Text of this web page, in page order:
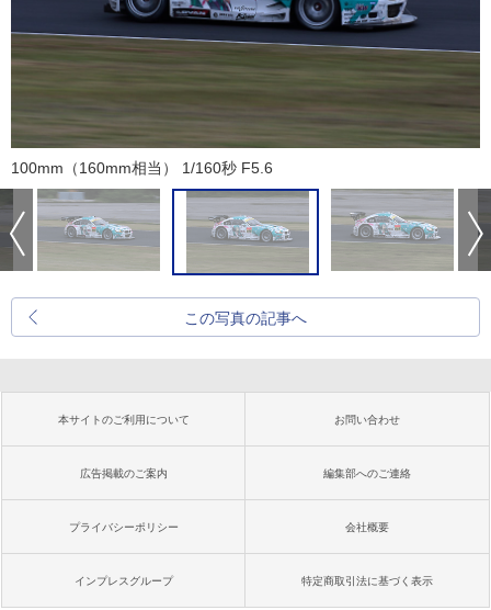
100mm（160mm相当） 1/160秒 F5.6
この写真の記事へ
本サイトのご利用について お問い合わせ
広告掲載のご案内 編集部へのご連絡
プライバシーポリシー 会社概要
インプレスグループ 特定商取引法に基づく表示